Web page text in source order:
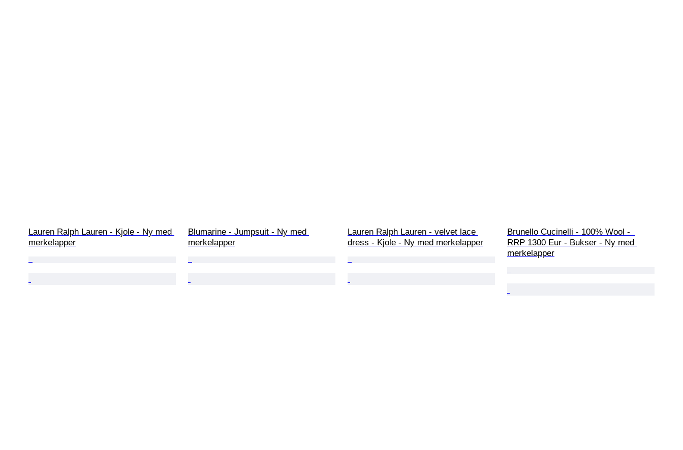
Lauren Ralph Lauren - Kjole - Ny med
merkelapper
Blumarine - Jumpsuit - Ny med
merkelapper
Lauren Ralph Lauren - velvet lace
dress - Kjole - Ny med merkelapper
Brunello Cucinelli - 100% Wool -
RRP 1300 Eur - Bukser - Ny med
merkelapper